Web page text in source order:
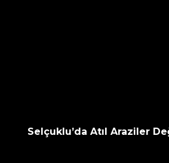
Selçuklu’da Atıl Araziler